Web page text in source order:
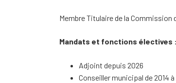
Membre Titulaire de la Commission
Mandats et fonctions électives :
Adjoint depuis 2026
Conseiller municipal de 2014 à